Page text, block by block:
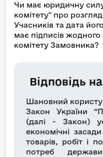
Чи має юридичну
комітету" про
Учасників та дата
має підписів жодного
комітету Замовника?
Відповідь
Шановний
Закон України
(далі - Закон)
економічні
товарів, робіт і
потреб